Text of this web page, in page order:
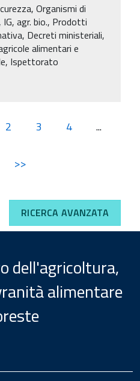
Organismi di
IG, agr. bio., Prodotti
Decreti ministeriali,
alimentari e
Ispettorato
2 3 4 ...
>>
RICERCA AVANZATA
dell'agricoltura,
alimentare